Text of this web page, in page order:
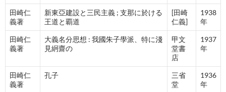
田崎仁
義著
新東亞建設と三民主義 ; 支那に於ける
王道と覇道
[田崎
仁義]
1938
年
田崎仁
義著
大義名分思想 : 我國朱子學派、特に淺
見絅齋の
甲文
堂書
店
1937
年
田崎仁
義著
孔子
三省
堂
1936
年